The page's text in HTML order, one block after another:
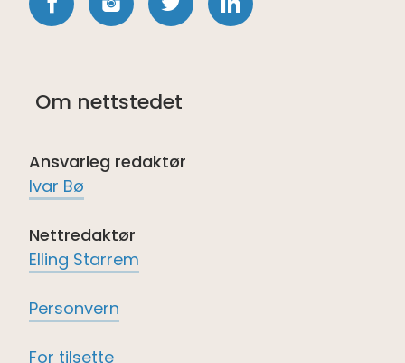
FacebookInstagramtwitter
Om nettstedet
Ansvarleg redaktør
Ivar Bø
Nettredaktør
Elling Starrem
Personvern
For tilsette